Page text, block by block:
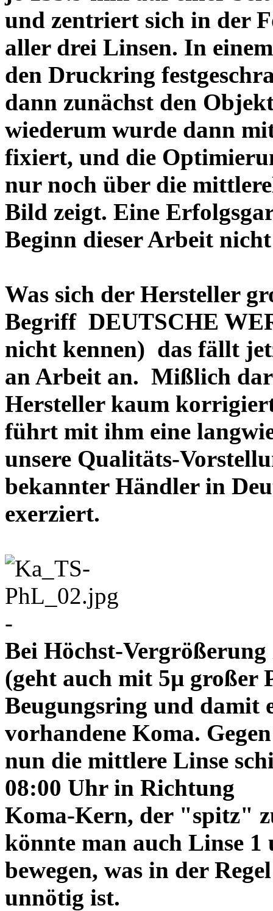
und zentriert sich in der
aller drei Linsen. In
den Druckring
dann zunächst den
wiederum wurde dann
fixiert, und die
nur noch über die
Bild zeigt. Eine
Beginn dieser Arbeit
Was sich der Hersteller
Begriff DEUTSCHE
nicht kennen) das fällt
an Arbeit an. Mißlich
Hersteller kaum
führt mit ihm eine
unsere Qualitäts-
bekannter Händler in
exerziert.
-
Bei Höchst-
(geht auch mit 5µ großer
Beugungsring und damit
vorhandene Koma.
nun die mittlere Linse
08:00 Uhr in Richtung
Koma-Kern, der "spitz"
könnte man auch Linse
bewegen, was in der Regel
unnötig ist.